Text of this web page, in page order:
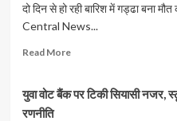
दो दिन से हो रही बारिश में गड्ढा बना
Central News...
Read MoreRead
मिट्टी
युवा वोट बैंक पर टिकी सियासी नजर,
रणनीति